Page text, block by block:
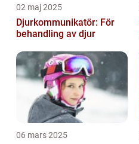
02 maj 2025
Djurkommunikatör: För
behandling av djur
06 mars 2025